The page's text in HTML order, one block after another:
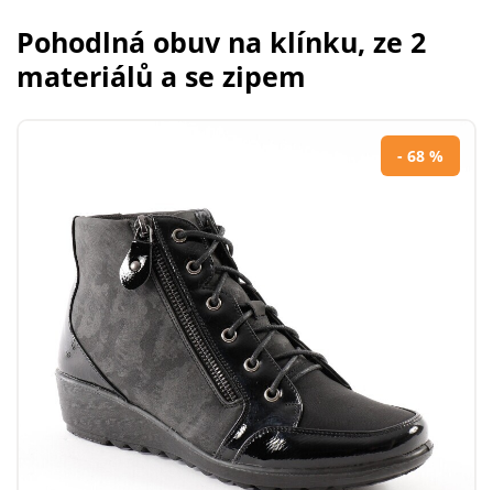
Pohodlná obuv na klínku, ze 2
materiálů a se zipem
- 68 %